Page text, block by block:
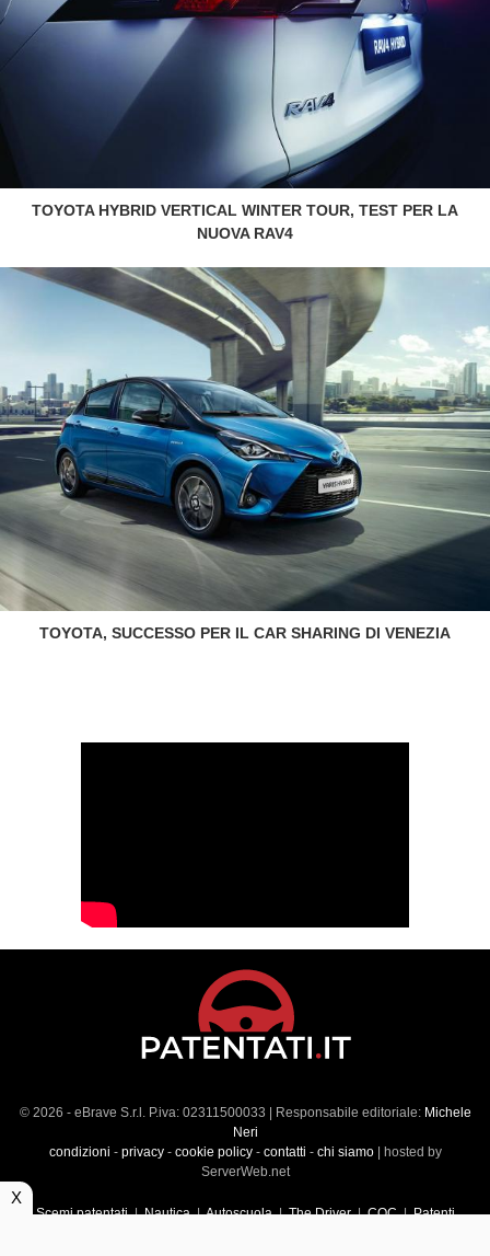
TOYOTA HYBRID VERTICAL WINTER TOUR, TEST PER LA
NUOVA RAV4
TOYOTA, SUCCESSO PER IL CAR SHARING DI VENEZIA
© 2026 - eBrave S.r.l. P.iva: 02311500033 | Responsabile editoriale: Michele
Neri
condizioni - privacy- cookie policy- contatti - chi siamo| hosted by
ServerWeb.net
Scemi patentati|Nautica|Autoscuola|The Driver|CQC|Patenti
X